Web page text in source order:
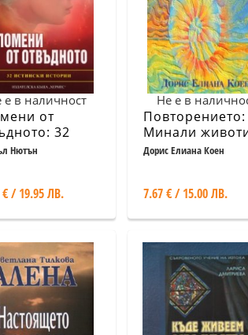
е в наличност
от
32
истории
Нютън
€ / 19.95 ЛВ.
Не е в
Повторението:
Минали
сегашен живот,
Дорис Елиана Коен
7.67 € / 15.00 ЛВ.